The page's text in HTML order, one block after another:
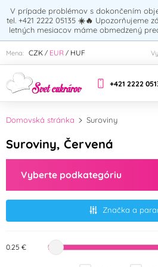
V prípade problémov s dokončením
tel. +421 2222 05135 ☀️🔥 Upozorňujeme
letných mesiacov máme obmedzený
Mena: CZK / EUR / HUF
+421 2222
Zadajte hľadaný výraz:
Domovská stránka Suroviny
Suroviny, Červená
Vyberte podkategóriu
Značka a
0.25 €